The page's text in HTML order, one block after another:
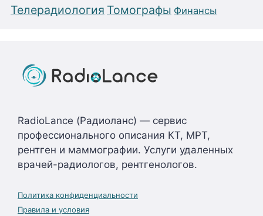
Телерадиология Томографы Финансы
RadioLance (Радиоланс) — сервис
профессионального описания КТ, МРТ,
рентген и маммографии. Услуги удаленных
врачей-радиологов, рентгенологов.
Политика конфиденциальности
Правила и условия